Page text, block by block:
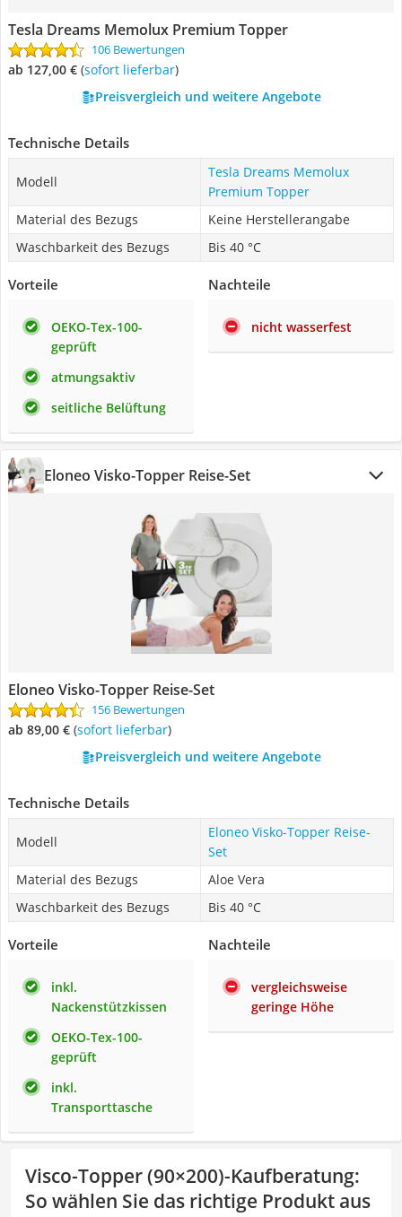
Tesla Dreams Memolux Premium Topper
106 Bewertungen
ab 127,00 € ( Sofort lieferbar)
Preisvergleich und weitere Angebote
Technische Details
Modell
Tesla Dreams Memolux
Premium Topper
Material des Bezugs
Keine Herstellerangabe
Waschbarkeit des Bezugs
Bis 40 °C
Vorteile
OEKO-Tex-100-
geprüft
atmungsaktiv
seitliche Belüftung
Nachteile
nicht wasserfest
Eloneo Visko-Topper Reise-Set
Eloneo Visko-Topper Reise-Set
156 Bewertungen
ab 89,00 € ( Sofort lieferbar)
Preisvergleich und weitere Angebote
Technische Details
Modell
Eloneo Visko-Topper Reise-
Set
Material des Bezugs
Aloe Vera
Waschbarkeit des Bezugs
Bis 40 °C
Vorteile
inkl.
Nackenstützkissen
OEKO-Tex-100-
geprüft
inkl.
Transporttasche
Nachteile
vergleichsweise
geringe Höhe
Visco-Topper (90×200)-Kaufberatung:
So wählen Sie das richtige Produkt aus